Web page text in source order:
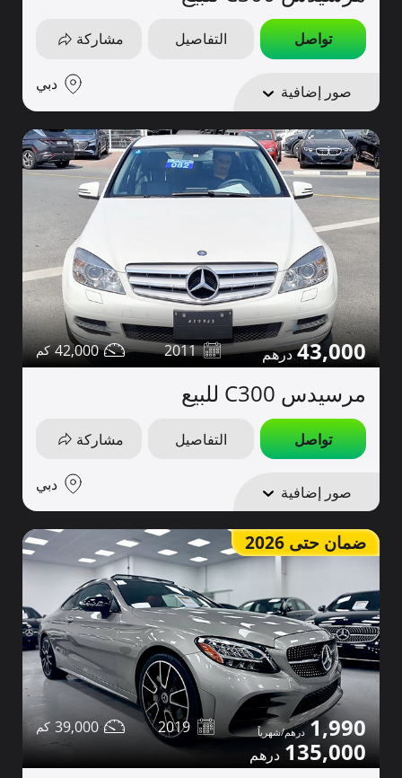
تواصل التفاصيل مشاركة
صور إضافية دبي
43,000
2011
42,000
مرسيدس C300 للبيع
تواصل التفاصيل مشاركة
صور إضافية دبي
ضمان حتى 2026
1,990
135,000
2019
39,000